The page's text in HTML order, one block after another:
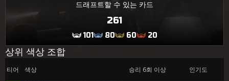
드래프트할 수 있는 카드
261
101 80 60 20
상위 색상 조합
티어 색상 승리 6회 이상 인기도